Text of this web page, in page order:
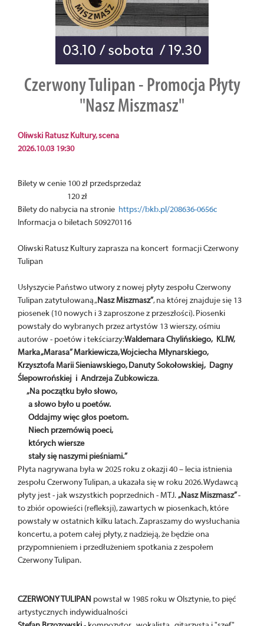
Czerwony Tulipan - Promocja Płyty
"Nasz Miszmasz"
Oliwski Ratusz Kultury, scena
2026.10.03 19:30
Bilety w cenie 100 zł przedsprzedaż
120 zł
Bilety do nabycia na stronie https://bkb.pl/208636-0656c
Informacja o biletach 509270116
Oliwski Ratusz Kultury zaprasza na koncert formacji Czerwony
Tulipan
Usłyszycie Państwo utwory z nowej płyty zespołu Czerwony
Tulipan zatytułowaną „Nasz Miszmasz”, na której znajduje się 13
piosenek (10 nowych i 3 zaproszone z przeszłości). Piosenki
powstały do wybranych przez artystów 13 wierszy, ośmiu
autorów - poetów i tekściarzy:Waldemara Chylińskiego, KLIW,
Marka „Marasa” Markiewicza, Wojciecha Młynarskiego,
Krzysztofa Marii Sieniawskiego, Danuty Sokołowskiej, Dagny
Ślepowrońskiej i Andrzeja Zubkowicza.
„Na początku było słowo,
a słowo było u poetów.
Oddajmy więc głos poetom.
Niech przemówią poeci,
których wiersze
stały się naszymi pieśniami.”
Płyta nagrywana była w 2025 roku z okazji 40 – lecia istnienia
zespołu Czerwony Tulipan, a ukazała się w roku 2026. Wydawcą
płyty jest - jak wszystkich poprzednich - MTJ.„Nasz Miszmasz”-
to zbiór opowieści (refleksji), zawartych w piosenkach, które
powstały w ostatnich kilku latach. Zapraszamy do wysłuchania
koncertu, a potem całej płyty, z nadzieją, że będzie ona
przypomnieniem i przedłużeniem spotkania z zespołem
Czerwony Tulipan.
CZERWONY TULIPAN powstał w 1985 roku w Olsztynie, to pięć
artystycznych indywidualności